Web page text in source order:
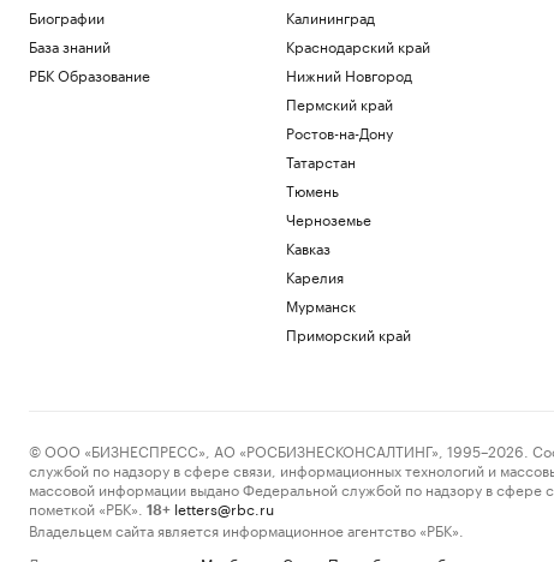
Биографии
База знаний
РБК Образование
Калининград
Краснодарский край
Нижний Новгород
Пермский край
Ростов-на-Дону
Татарстан
Тюмень
Черноземье
Кавказ
Карелия
Мурманск
Приморский край
© ООО «БИЗНЕСПРЕСС», АО «РОСБИЗНЕСКОНСАЛТИНГ», 1995–2026.
службой по надзору в сфере связи, информационных технологий и
массовой информации выдано Федеральной службой по надзору в
пометкой «РБК».
18+ letters@rbc.ru
Владельцем сайта является информационное агентство «РБК».